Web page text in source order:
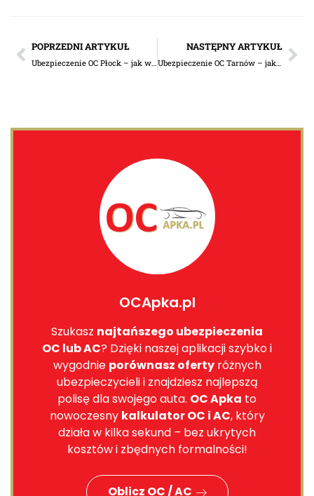
POPRZEDNI ARTYKUŁ
Ubezpieczenie OC Płock – jak wybrać polisę dla auta i nie przepłacić?
NASTĘPNY ARTYKUŁ
Ubezpieczenie OC Tarnów – jak wybrać polisę dla kierowcy z Małopolski?
OCApka.pl
Szukasz najtańszego ubezpieczenia
OC lub AC? Dzięki naszej aplikacji szybko i
wygodnie porównasz ofertyróżnych
ubezpieczycieli i znajdziesz najlepszą
polisę dla swojego auta. OC Apka to
nowoczesny kalkulator OC i AC, który
działa w kilka sekund – bez ukrytych
kosztów i zbędnych formalności!
Oblicz OC / AC